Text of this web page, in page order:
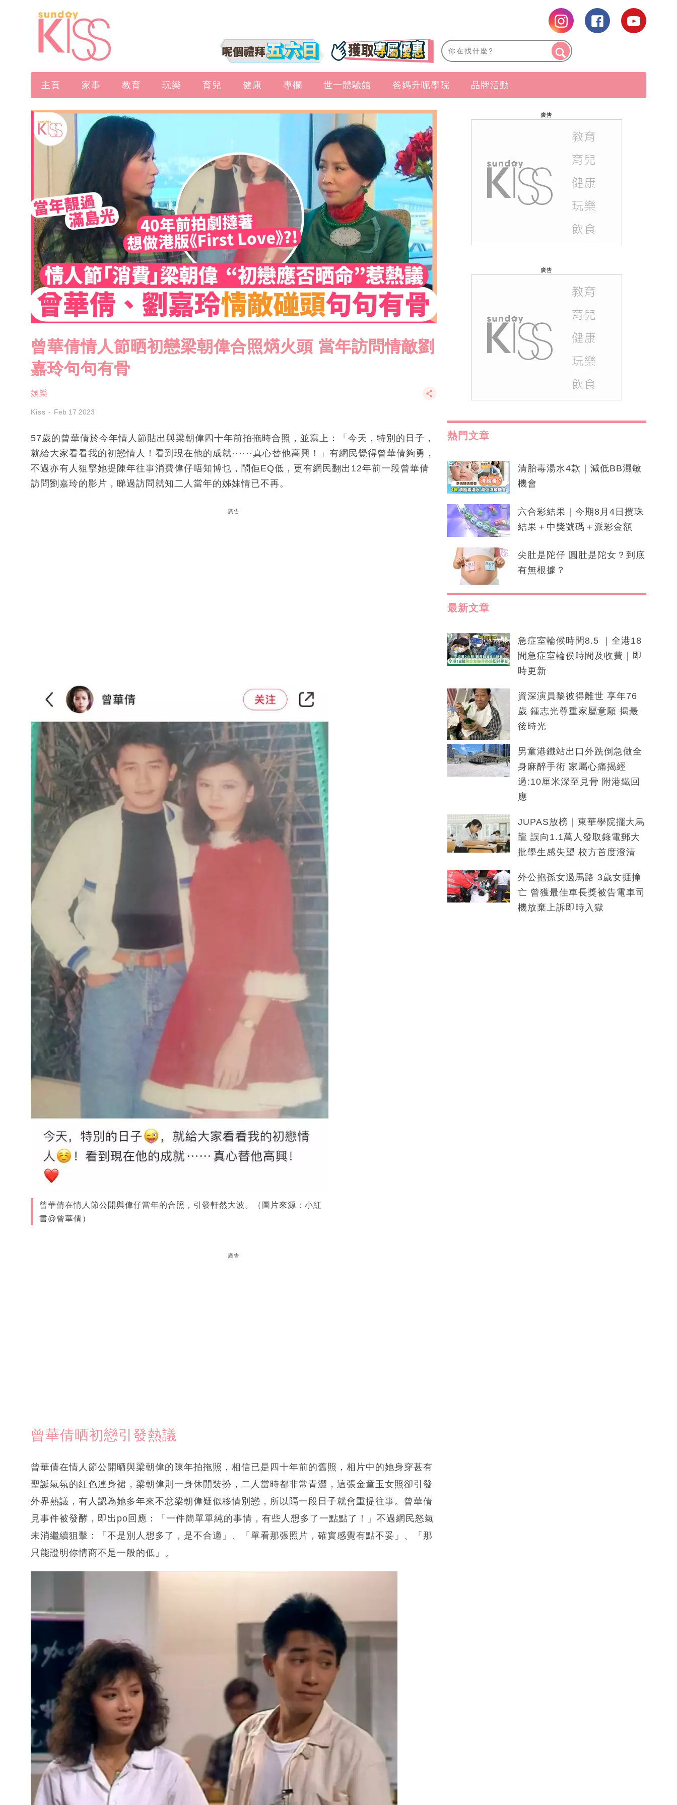
主頁 家事 教育 玩樂 育兒 健康 專欄 世一體驗館 爸媽升呢學院 品牌活動
曾華倩情人節晒初戀梁朝偉合照焫火頭 當年訪問情敵劉
嘉玲句句有骨
娛樂
Kiss Feb 17 2023
57歲的曾華倩於今年情人節貼出與梁朝偉四十年前拍拖時合照，並寫上：「今天，特別的日子，
就給大家看看我的初戀情人！看到現在他的成就······真心替他高興！」有網民覺得曾華倩夠勇，
不過亦有人狙擊她提陳年往事消費偉仔唔知博乜，鬧佢EQ低，更有網民翻出12年前一段曾華倩
訪問劉嘉玲的影片，睇過訪問就知二人當年的姊妹情已不再。
廣告
曾華倩在情人節公開與偉仔當年的合照，引發軒然大波。（圖片來源：小紅
書@曾華倩）
廣告
曾華倩晒初戀引發熱議
曾華倩在情人節公開晒與梁朝偉的陳年拍拖照，相信已是四十年前的舊照，相片中的她身穿甚有
聖誕氣氛的紅色連身裙，梁朝偉則一身休閒裝扮，二人當時都非常青澀，這張金童玉女照卻引發
外界熱議，有人認為她多年來不忿梁朝偉疑似移情別戀，所以隔一段日子就會重提往事。曾華倩
見事件被發酵，即出po回應：「一件簡單單純的事情，有些人想多了一點點了！」不過網民怒氣
未消繼續狙擊：「不是別人想多了，是不合適」、「單看那張照片，確實感覺有點不妥」、「那
只能證明你情商不是一般的低」。
廣告
廣告
熱門文章
清胎毒湯水4款｜減低BB濕敏
機會
六合彩結果｜今期8月4日攪珠
結果＋中獎號碼＋派彩金額
尖肚是陀仔 圓肚是陀女？到底
有無根據？
最新文章
急症室輪候時間8.5 ｜全港18
間急症室輪侯時間及收費｜即
時更新
資深演員黎彼得離世 享年76
歲 鍾志光尊重家屬意願 揭最
後時光
男童港鐵站出口外跣倒急做全
身麻醉手術 家屬心痛揭經
過:10厘米深至見骨 附港鐵回
應
JUPAS放榜｜東華學院擺大烏
龍 誤向1.1萬人發取錄電郵大
批學生感失望 校方首度澄清
外公抱孫女過馬路 3歲女捱撞
亡 曾獲最佳車長獎被告電車司
機放棄上訴即時入獄